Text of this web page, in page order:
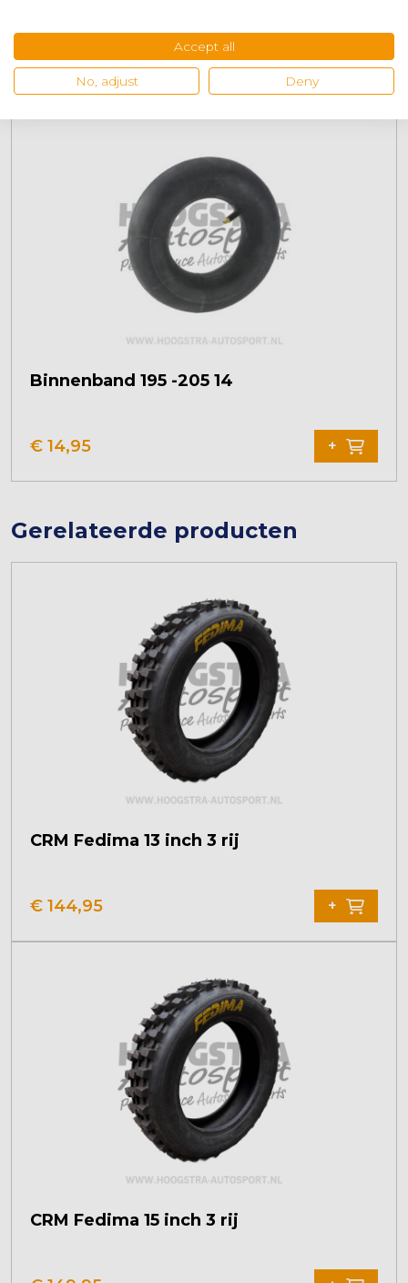
€12,95 +
Binnenband 195 -205 14
€ 14,95 +
Gerelateerde producten
CRM Fedima 13 inch 3 rij
€ 144,95 +
heeft
productpagina
CRM Fedima 15 inch 3 rij
Accept all
No, adjust Deny